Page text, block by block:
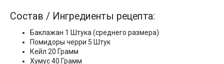
Состав / Ингредиенты рецепта:
Баклажан 1 Штука (среднего размера)
Помидоры черри 5 Штук
Кейл 20 Грамм
Хумус 40 Грамм